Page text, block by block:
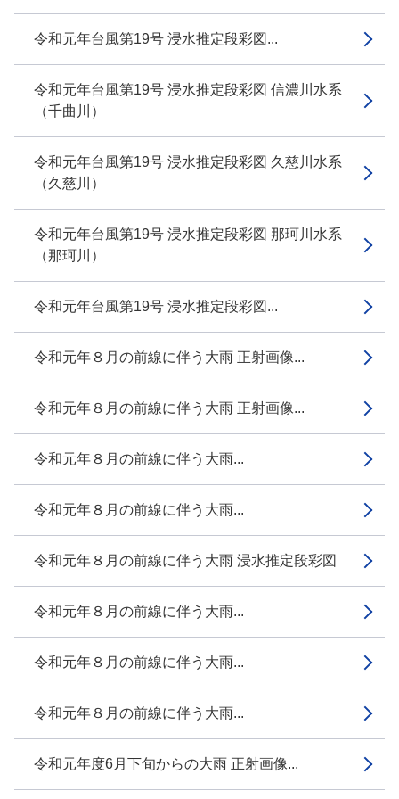
令和元年台風第19号 浸水推定段彩図...
令和元年台風第19号 浸水推定段彩図 信濃川水系
（千曲川）
令和元年台風第19号 浸水推定段彩図 久慈川水系
（久慈川）
令和元年台風第19号 浸水推定段彩図 那珂川水系
（那珂川）
令和元年台風第19号 浸水推定段彩図...
令和元年８月の前線に伴う大雨 正射画像...
令和元年８月の前線に伴う大雨 正射画像...
令和元年８月の前線に伴う大雨...
令和元年８月の前線に伴う大雨...
令和元年８月の前線に伴う大雨 浸水推定段彩図
令和元年８月の前線に伴う大雨...
令和元年８月の前線に伴う大雨...
令和元年８月の前線に伴う大雨...
令和元年度6月下旬からの大雨 正射画像...